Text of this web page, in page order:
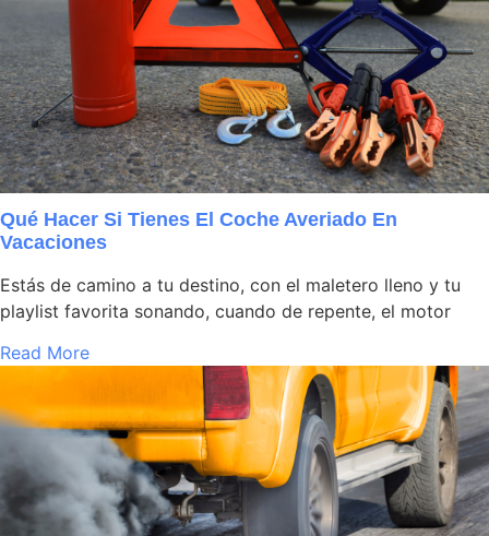
Qué Hacer Si Tienes El Coche Averiado En
Vacaciones
Estás de camino a tu destino, con el maletero lleno y tu
playlist favorita sonando, cuando de repente, el motor
Read More